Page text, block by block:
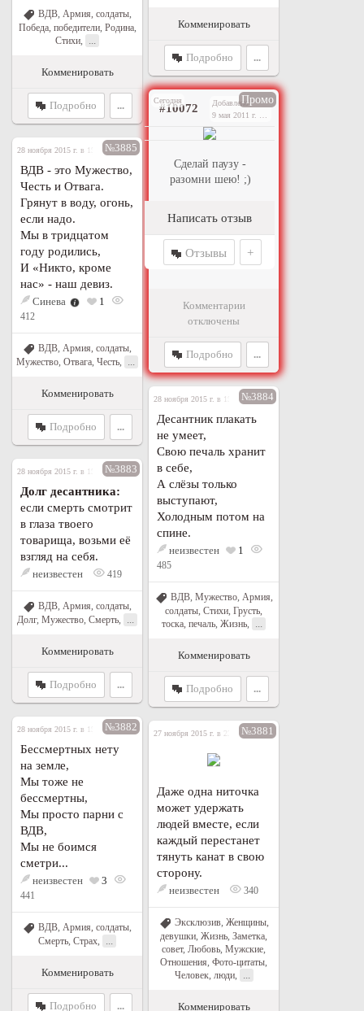
Комменировать
Подробно ...
ВДВ, Армия, солдаты,
Победа, победители, Родина,
Стихи, ...
Комменировать
Подробно ... Сегодня Промо
#10072
Добавлено
9 мая 2011 г. в 21:08
Сделай паузу -
разомни шею! ;)
Написать отзыв
Отзывы +
Комментарии
отключены
Подробно ...
28 ноября 2015 г. в 19:21 №3885
ВДВ - это Мужество,
Честь и Отвага.
Грянут в воду, огонь,
если надо.
Мы в тридцатом
году родились,
И «Никто, кроме
нас» - наш девиз.
Синева 1
412
ВДВ, Армия, солдаты,
Мужество, Отвага, Честь, ...
Комменировать
Подробно ...
28 ноября 2015 г. в 19:20 №3884
Десантник плакать
не умеет,
Свою печаль хранит
в себе,
А слёзы только
выступают,
Холодным потом на
спине.
неизвестен 1
485
ВДВ, Мужество, Армия,
солдаты, Стихи, Грусть,
тоска, печаль, Жизнь, ...
Комменировать
Подробно ...
28 ноября 2015 г. в 19:13 №3883
Долг десантника:
если смерть смотрит
в глаза твоего
товарища, возьми её
взгляд на себя.
неизвестен 419
ВДВ, Армия, солдаты,
Долг, Мужество, Смерть, ...
Комменировать
Подробно ...
28 ноября 2015 г. в 19:09 №3882
Бессмертных нету
на земле,
Мы тоже не
бессмертны,
Мы просто парни с
ВДВ,
Мы не боимся
сметри...
неизвестен 3
441
ВДВ, Армия, солдаты,
Смерть, Страх, ...
Комменировать
Подробно ...
27 ноября 2015 г. в 23:47 №3881
Даже одна ниточка
может удержать
людей вместе, если
каждый перестанет
тянуть канат в свою
сторону.
неизвестен 340
Эксклюзив, Женщины,
девушки, Жизнь, Заметка,
совет, Любовь, Мужские,
Отношения, Фото-цитаты,
Человек, люди, ...
Комменировать